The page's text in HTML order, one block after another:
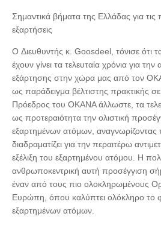
Σημαντικά βήματα της Ελλάδας για τις
εξαρτήσεις
O Διευθυντής κ. Goosdeel, τόνισε ότι
έχουν γίνει τα τελευταία χρόνια για την
εξάρτησης στην χώρα μας από τον
ως παράδειγμα βέλτιστης πρακτικής
Πρόεδρος του ΟΚΑΝΑ άλλωστε, τα
ως προτεραιότητα την ολιστική
εξαρτημένων ατόμων, αναγνωρίζοντας
διαδραματίζει για την περαιτέρω
εξέλιξη του εξαρτημένου ατόμου. Η
ανθρωποκεντρική αυτή προσέγγιση
έναν από τους πιο ολοκληρωμένους
Ευρώπη, όπου καλύπτει ολόκληρο το
εξαρτημένων ατόμων.